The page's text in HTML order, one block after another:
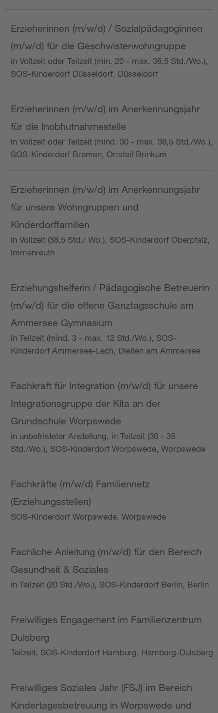
Erzieherinnen (m/w/d) / Sozialpädagoginnen
(m/w/d) für die Geschwisterwohngruppe
in Vollzeit oder Teilzeit (min. 20 - max. 38,5 Std./Wo.),
SOS-Kinderdorf Düsseldorf, Düsseldorf
Erzieherinnen (m/w/d) im Anerkennungsjahr
für die Inobhutnahmestelle
in Vollzeit oder Teilzeit (mind. 30 - max. 38,5 Std./Wo.),
SOS-Kinderdorf Bremen, Ortsteil Brinkum
Erzieherinnen (m/w/d) im Anerkennungsjahr
für unsere Wohngruppen und
Kinderdorffamilien
in Vollzeit (38,5 Std./ Wo.), SOS-Kinderdorf Oberpfalz,
Immenreuth
Erziehungshelferin / Pädagogische Betreuerin
(m/w/d) für die offene Ganztagsschule am
Ammersee Gymnasium
in Teilzeit (mind. 3 - max. 12 Std./Wo.), SOS-
Kinderdorf Ammersee-Lech, Dießen am Ammersee
Fachkraft für Integration (m/w/d) für unsere
Integrationsgruppe der Kita an der
Grundschule Worpswede
in unbefristeter Anstellung, in Teilzeit (30 - 35
Std./Wo.), SOS-Kinderdorf Worpswede, Worpswede
Fachkräfte (m/w/d) Familiennetz
(Erziehungsstellen)
SOS-Kinderdorf Worpswede, Worpswede
Fachliche Anleitung (m/w/d) für den Bereich
Gesundheit & Soziales
in Teilzeit (20 Std./Wo.), SOS-Kinderdorf Berlin, Berlin
Freiwilliges Engagement im Familienzentrum
Dulsberg
Teilzeit, SOS-Kinderdorf Hamburg, Hamburg-Dulsberg
Freiwilliges Soziales Jahr (FSJ) im Bereich
Kindertagesbetreuung in Worpswede und